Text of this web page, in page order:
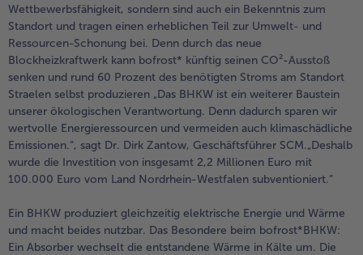
alle Beilagen & Saucen
Suppeneinlagen
alle Suppeneinlagen
Brot & Brötchen
alle Brot & Brötchen
Kuchen & Torten
alle Kuchen & Torten
Süßspeisen
alle Süßspeisen
Obst
alle Schoko-Genuss
Confiserie & Feinkost
alle Confiserie & Feinkost
Für die Heißluftfritteuse
alle Für die Heißluftfritteuse
bofrost*free
alle bofrost*free
bofrost*high Protein
alle bofrost*high Protein
bofrost*plus.
Wettbewerbsfähigkeit, sondern sind auch ein Bekenntnis zum
Standort und tragen einen erheblichen Teil zur Umwelt- und
Ressourcen-Schonung bei. Denn durch das neue
Blockheizkraftwerk kann bofrost* künftig seinen CO²-Ausstoß
senken und rund 60 Prozent des benötigten Stroms am Standort
Straelen selbst produzieren „Das BHKW ist ein weiterer Baustein
unserer ökologischen Verantwortung. Denn dadurch sparen wir
wertvolle Energieressourcen und vermeiden auch klimaschädliche
Emissionen.“, sagt Dr. Dirk Zantow, Geschäftsführer SCM.„Deshalb
wurde die Investition von insgesamt 2,2 Millionen Euro mit
100.000 Euro vom Land Nordrhein-Westfalen subventioniert.“
Ein BHKW produziert gleichzeitig elektrische Energie und Wärme
und macht beides nutzbar. Das Besondere beim bofrost*BHKW:
Ein Absorber wechselt die entstandene Wärme in Kälte um. Die